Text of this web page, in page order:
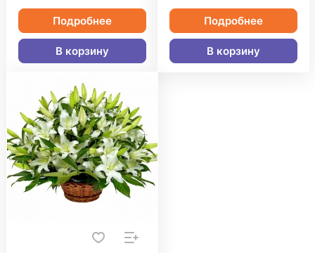
Подробнее
В корзину
Подробнее
В корзину